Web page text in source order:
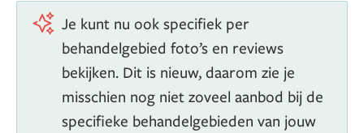
Je kunt nu ook specifiek per
behandelgebied foto’s en reviews
bekijken. Dit is nieuw, daarom zie je
misschien nog niet zoveel aanbod bij de
specifieke behandelgebieden van jouw